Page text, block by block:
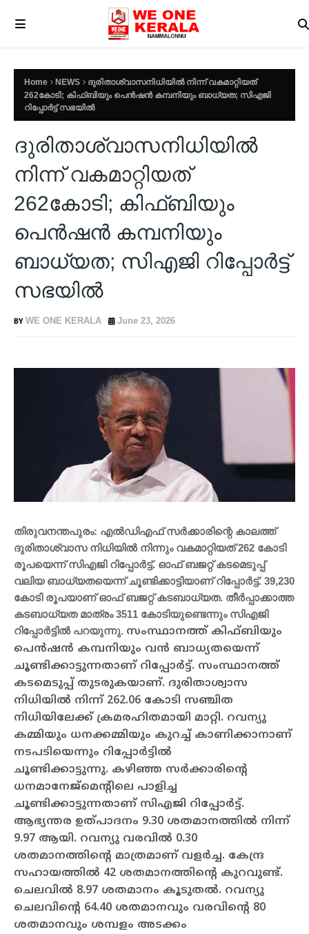
Home NEWS
ദുരിതാശ്വാസനിധിയിൽ നിന്ന് വകമാറ്റിയത്
262കോടി; കിഫ്ബിയും പെന്‍ഷൻ കമ്പനിയും ബാധ്യത; സിഎജി
റിപ്പോർട്ട് സഭയിൽ
ദുരിതാശ്വാസനിധിയിൽ
നിന്ന് വകമാറ്റിയത്
262കോടി; കിഫ്ബിയും
പെന്‍ഷൻ കമ്പനിയും
ബാധ്യത; സിഎജി റിപ്പോർട്ട്
സഭയിൽ
WE ONE KERALA June 23, 2026
തിരുവനന്തപുരം: എല്‍ഡിഎഫ് സര്‍ക്കാരിന്റെ കാലത്ത്
ദുരിതാശ്വാസ നിധിയില്‍ നിന്നും വകമാറ്റിയത് 262 കോടി
രൂപയെന്ന് സിഎജി റിപ്പോര്‍ട്ട്. ഓഫ് ബജറ്റ് കടമെടുപ്പ്
വലിയ ബാധ്യതയെന്ന് ചൂണ്ടിക്കാട്ടിയാണ് റിപ്പോര്‍ട്ട്. 39,230
കോടി രൂപയാണ് ഓഫ് ബജറ്റ് കടബാധ്യത. തീര്‍പ്പാക്കാത്ത
കടബാധ്യത മാത്രം 3511 കോടിയുണ്ടെന്നും സിഎജി
റിപ്പോര്‍ട്ടില്‍ പറയുന്നു. സംസ്ഥാനത്ത് കിഫ്ബിയും
പെന്‍ഷന്‍ കമ്പനിയും വന്‍ ബാധ്യതയെന്ന്
ചൂണ്ടിക്കാട്ടുന്നതാണ് റിപ്പോര്‍ട്ട്. സംസ്ഥാനത്ത്
കടമെടുപ്പ് തുടരുകയാണ്. ദുരിതാശ്വാസ
നിധിയില്‍ നിന്ന് 262.06 കോടി സഞ്ചിത
നിധിയിലേക്ക് ക്രമരഹിതമായി മാറ്റി. റവന്യു
കമ്മിയും ധനക്കമ്മിയും കുറച്ച് കാണിക്കാനാണ്
നടപടിയെന്നും റിപ്പോര്‍ട്ടില്‍
ചൂണ്ടിക്കാട്ടുന്നു. കഴിഞ്ഞ സര്‍ക്കാരിന്റെ
ധനമാനേജ്മെന്റിലെ പാളിച്ച
ചൂണ്ടിക്കാട്ടുന്നതാണ് സിഎജി റിപ്പോര്‍ട്ട്.
ആഭ്യന്തര ഉത്പാദനം 9.30 ശതമാനത്തില്‍ നിന്ന്
9.97 ആയി. റവന്യു വരവില്‍ 0.30
ശതമാനത്തിന്റെ മാത്രമാണ് വളര്‍ച്ച. കേന്ദ്ര
സഹായത്തില്‍ 42 ശതമാനത്തിന്റെ കുറവുണ്ട്.
ചെലവില്‍ 8.97 ശതമാനം കൂടുതല്‍. റവന്യു
ചെലവിന്റെ 64.40 ശതമാനവും വരവിന്റെ 80
ശതമാനവും ശമ്പളം അടക്കം